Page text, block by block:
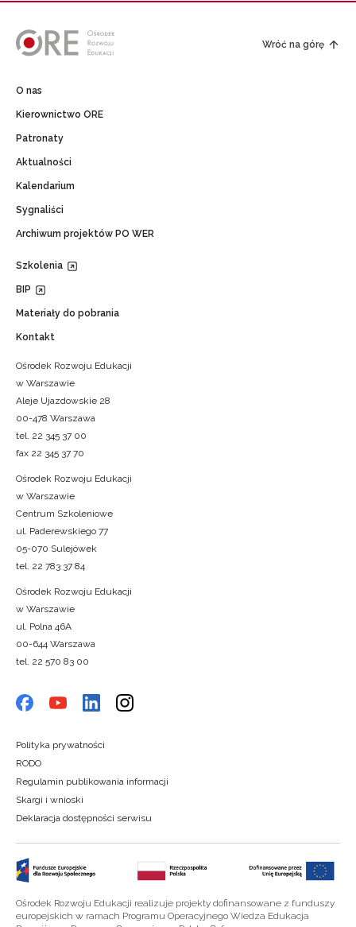
Wróć na górę
O nas
Kierownictwo ORE
Patronaty
Aktualności
Kalendarium
Sygnaliści
Archiwum projektów PO WER
Szkolenia
BIP
Materiały do pobrania
Kontakt
Ośrodek Rozwoju Edukacji
w Warszawie
Aleje Ujazdowskie 28
00-478 Warszawa
tel. 22 345 37 00
fax 22 345 37 70
Ośrodek Rozwoju Edukacji
w Warszawie
Centrum Szkoleniowe
ul. Paderewskiego 77
05-070 Sulejówek
tel. 22 783 37 84
Ośrodek Rozwoju Edukacji
w Warszawie
ul. Polna 46A
00-644 Warszawa
tel. 22 570 83 00
Polityka prywatności
RODO
Regulamin publikowania informacji
Skargi i wnioski
Deklaracja dostępności serwisu
Ośrodek Rozwoju Edukacji realizuje projekty dofinansowane z funduszy
europejskich w ramach Programu Operacyjnego Wiedza Edukacja